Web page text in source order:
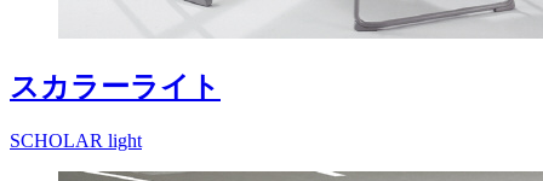
スカラーライト
SCHOLAR light